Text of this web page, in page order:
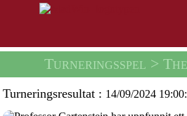
Turneringsspel >
Turneringsresultat : 14/09/2024